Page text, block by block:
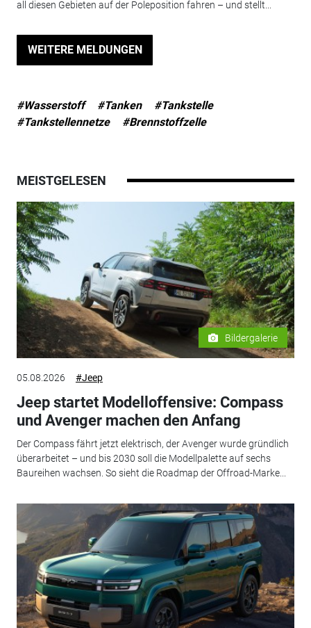
all diesen Gebieten auf der Poleposition fahren – und stellt...
WEITERE MELDUNGEN
#Wasserstoff #Tanken
#Tankstelle
#Tankstellennetze
#Brennstoffzelle
MEISTGELESEN
Bildergalerie
05.08.2026 #Jeep
Jeep startet Modelloffensive: Compass
und Avenger machen den Anfang
Der Compass fährt jetzt elektrisch, der Avenger wurde gründlich
überarbeitet – und bis 2030 soll die Modellpalette auf sechs
Baureihen wachsen. So sieht die Roadmap der Offroad-Marke...